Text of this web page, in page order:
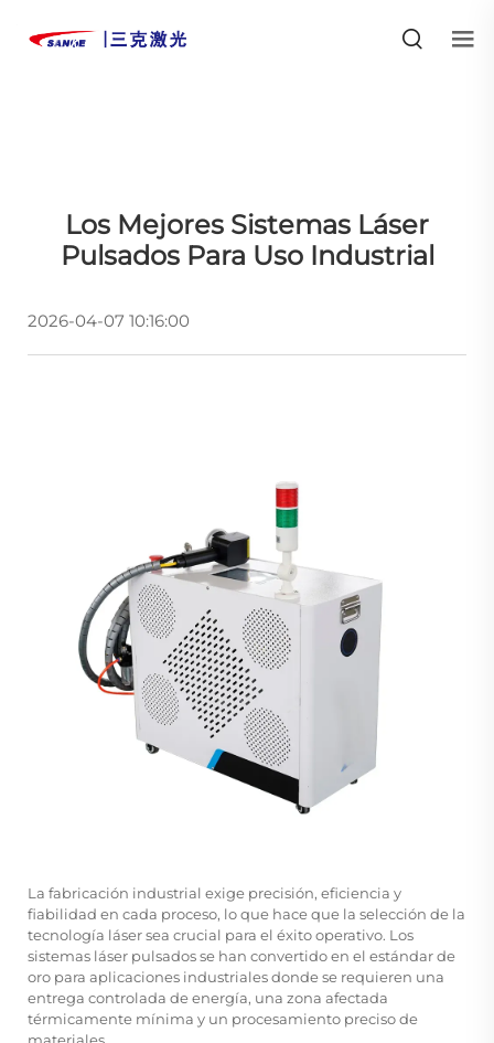
Los Mejores Sistemas Láser
Pulsados Para Uso Industrial
2026-04-07 10:16:00
La fabricación industrial exige precisión, eficiencia y
fiabilidad en cada proceso, lo que hace que la selección de la
tecnología láser sea crucial para el éxito operativo. Los
sistemas láser pulsados se han convertido en el estándar de
oro para aplicaciones industriales donde se requieren una
entrega controlada de energía, una zona afectada
térmicamente mínima y un procesamiento preciso de